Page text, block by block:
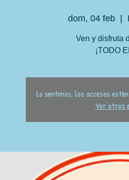
dom, 04 feb
Ven y disfruta
¡TODO
Lo sentimos, los accesos
Ver otros